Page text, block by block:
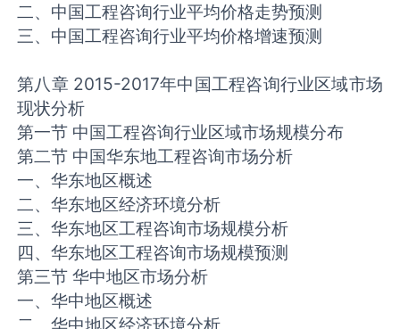
二、中国工程咨询行业平均价格走势预测
三、中国工程咨询行业平均价格增速预测
第八章 2015-2017年中国工程咨询行业区域市场
现状分析
第一节 中国工程咨询行业区域市场规模分布
第二节 中国华东地工程咨询市场分析
一、华东地区概述
二、华东地区经济环境分析
三、华东地区工程咨询市场规模分析
四、华东地区工程咨询市场规模预测
第三节 华中地区市场分析
一、华中地区概述